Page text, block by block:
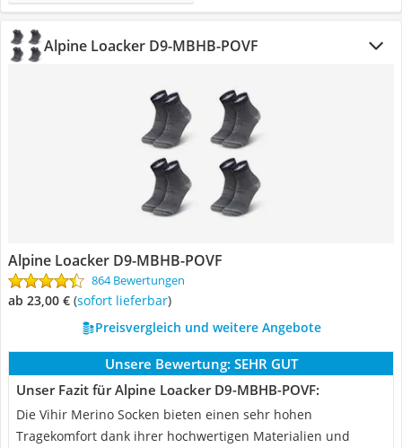
Alpine Loacker D9-MBHB-POVF
Alpine Loacker D9-MBHB-POVF
864 Bewertungen
ab 23,00 € ( Sofort lieferbar)
Preisvergleich und weitere Angebote
Unsere Bewertung: SEHR GUT
Unser Fazit für Alpine Loacker D9-MBHB-POVF:
Die Vihir Merino Socken bieten einen sehr hohen
Tragekomfort dank ihrer hochwertigen Materialien und